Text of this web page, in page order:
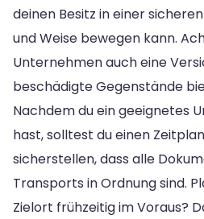
deinen Besitz in einer
und Weise bewegen kann.
Unternehmen auch eine
beschädigte Gegenstände
Nachdem du ein geeignetes
hast, solltest du einen
sicherstellen, dass alle
Transports in Ordnung sind.
Zielort frühzeitig im Voraus?